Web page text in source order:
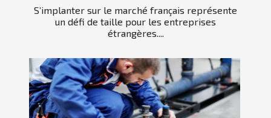
S’implanter sur le marché français représente
un défi de taille pour les entreprises
étrangères....